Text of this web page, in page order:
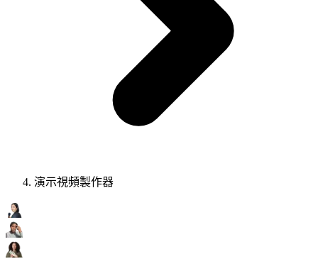
演示視頻製作器